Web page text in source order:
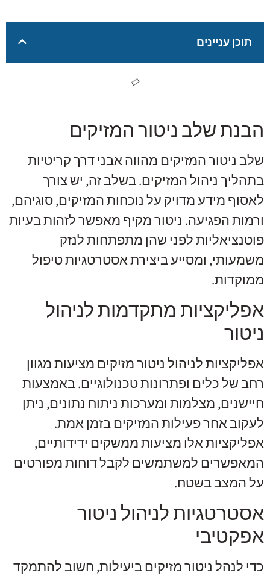
תוכן עניינים
הבנת שלב ניטור המזיקים
שלב ניטור המזיקים מהווה אבני דרך קריטיות
בתהליך ניהול המזיקים. בשלב זה, יש צורך
לאסוף מידע מדויק על נוכחות המזיקים, סוגיהם,
ורמות הפגיעה. ניטור מקיף מאפשר לזהות בעיות
פוטנציאליות לפני שהן מתפתחות לנזק
משמעותי, ומסייע ביצירת אסטרטגיות טיפול
ממוקדות.
אפליקציות מתקדמות לניהול
ניטור
אפליקציות לניהול ניטור מזיקים מציעות מגוון
רחב של כלים ופתרונות טכנולוגיים. באמצעות
חיישנים, מצלמות ומערכות ניתוח נתונים, ניתן
לעקוב אחר פעילות המזיקים בזמן אמת.
אפליקציות אלו מציעות ממשקים ידידותיים,
המאפשרים למשתמשים לקבל דוחות מפורטים
על המצב בשטח.
אסטרטגיות לניהול ניטור
אפקטיבי
כדי לנהל ניטור מזיקים ביעילות, חשוב להתמקד